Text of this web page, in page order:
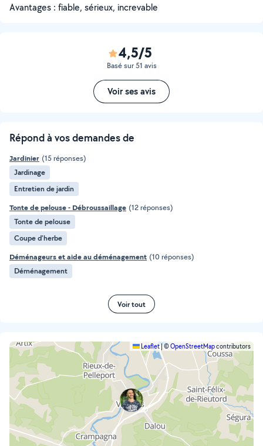
Avantages : fiable, sérieux, increvable
4,5/5
Basé sur 51 avis
Voir ses avis
Répond à vos demandes de
Jardinier (15 réponses)
Jardinage
Entretien de jardin
Tonte de pelouse - Débroussaillage (12 réponses)
Tonte de pelouse
Coupe d'herbe
Déménageurs et aide au déménagement (10 réponses)
Déménagement
Voir tout
Leaflet|©OpenStreetMapcontributors